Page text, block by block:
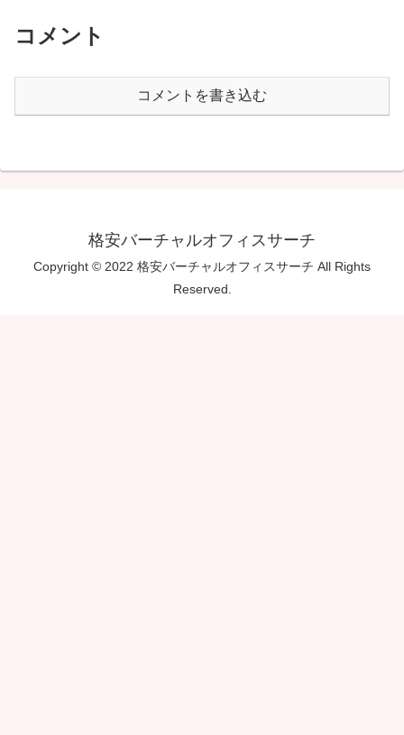
コメント
コメントを書き込む
格安バーチャルオフィスサーチ
Copyright © 2022 格安バーチャルオフィスサーチ All Rights
Reserved.